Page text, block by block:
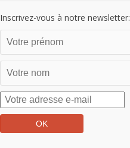
Inscrivez-vous à notre newsletter: